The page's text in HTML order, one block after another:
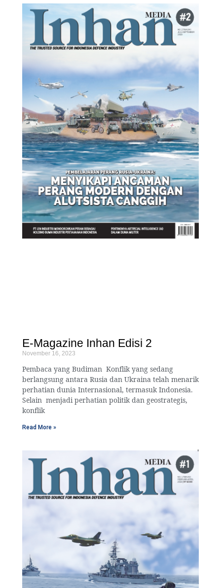
E-Magazine Inhan Edisi 2
November 16, 2023
Pembaca yang Budiman Konflik yang sedang
berlangsung antara Rusia dan Ukraina telah menarik
perhatian dunia Internasional, termasuk Indonesia.
Selain menjadi perhatian politik dan geostrategis,
konflik
Read More »